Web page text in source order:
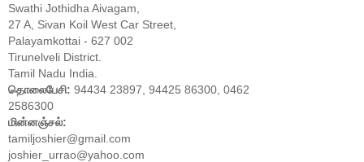
Swathi Jothidha Aivagam,
27 A, Sivan Koil West Car Street,
Palayamkottai - 627 002
Tirunelveli District.
Tamil Nadu India.
தொலைபேசி: 94434 23897, 94425 86300, 0462
2586300
மின்னஞ்சல்:
tamiljoshier@gmail.com
joshier_urrao@yahoo.com